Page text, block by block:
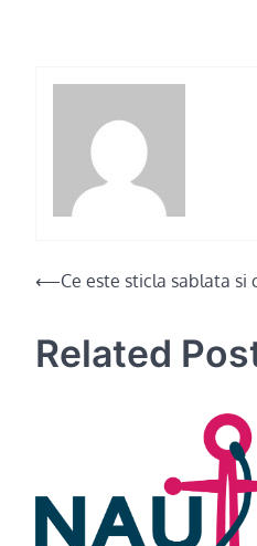
Post
⟵Ce este sticla sablata si
Related